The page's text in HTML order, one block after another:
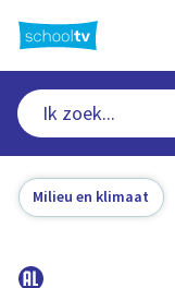
naar
hoofdinhoud
Milieu en klimaat